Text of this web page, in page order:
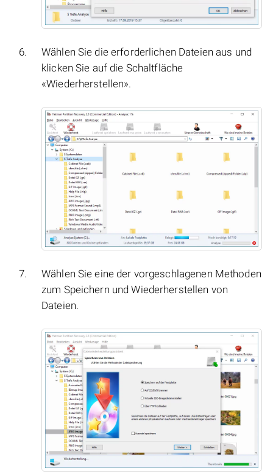
Wählen Sie die erforderlichen Dateien aus und
klicken Sie auf die Schaltfläche
«Wiederherstellen».
Wählen Sie eine der vorgeschlagenen Methoden
zum Speichern und Wiederherstellen von
Dateien.